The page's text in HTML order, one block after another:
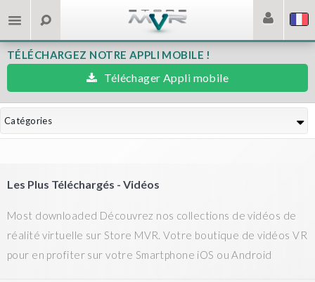
TÉLÉCHARGEZ NOTRE APPLI MOBILE !
Téléchager Appli mobile
Catégories
Les Plus Téléchargés - Vidéos
Most downloaded Découvrez nos collections de vidéos de
réalité virtuelle sur Store MVR. Votre boutique de vidéos VR
pour en profiter sur votre Smartphone iOS ou Android